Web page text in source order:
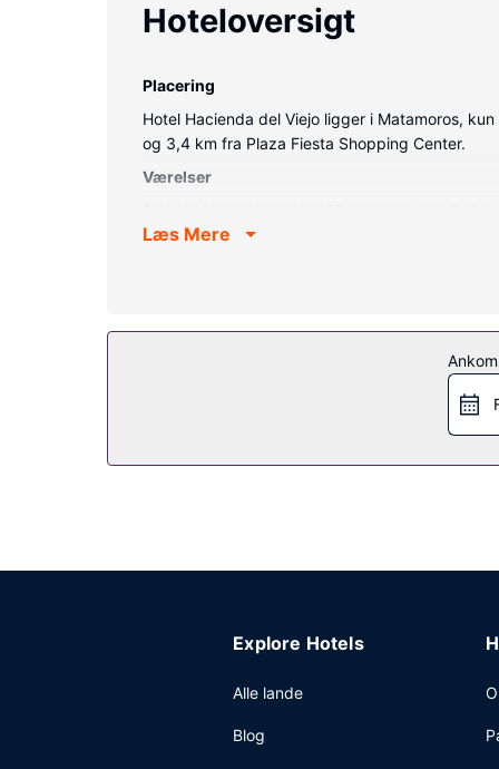
Hoteloversigt
Placering
Hotel Hacienda del Viejo ligger i Matamoros,
og 3,4 km fra Plaza Fiesta Shopping Center.
Værelser
for underholdningen. Der er bruser på
Restaurant
Hvis du har lyst til at mingle med de andre
Gæsterne har blandt andet adgang til en
Læs Mere
Explore Hotels
Alle lande
Blog